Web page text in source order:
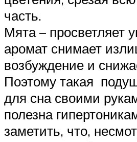
часть.
Мята – просветляет
аромат снимает
возбуждение и
Поэтому такая
для сна своими
полезна
заметить, что,